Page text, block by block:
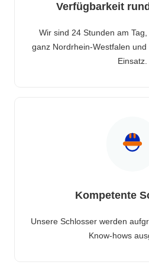
Verfügbarkeit
Wir sind 24 Stunden am
ganz Nordrhein-Westfalen
Einsatz.
Kompetente
Unsere Schlosser werden
Know-hows